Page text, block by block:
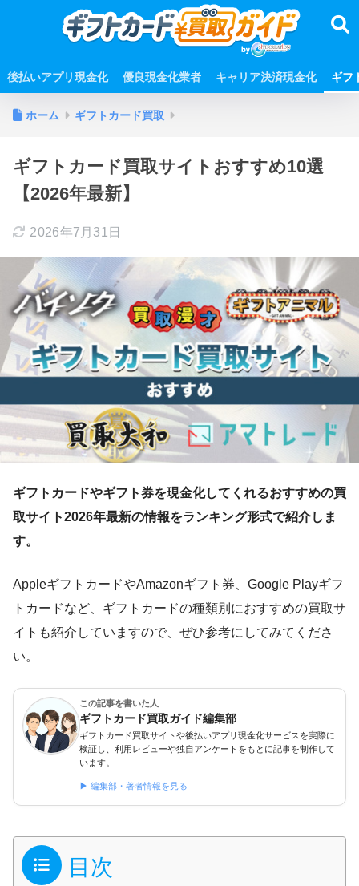
後払いアプリ現金化 優良現金化業者 キャリア決済現金化 ギフ
ホーム ギフトカード買取
ギフトカード買取サイトおすすめ10選
【2026年最新】
2026年7月31日
ギフトカードやギフト券を現金化してくれるおすすめの買
取サイト2026年最新の情報をランキング形式で紹介しま
す。
AppleギフトカードやAmazonギフト券、Google Playギフ
トカードなど、ギフトカードの種類別におすすめの買取サ
イトも紹介していますので、ぜひ参考にしてみてくださ
い。
この記事を書いた人
ギフトカード買取ガイド編集部
ギフトカード買取サイトや後払いアプリ現金化サービスを実際に
検証し、利用レビューや独自アンケートをもとに記事を制作して
います。
▶ 編集部・著者情報を見る
目次